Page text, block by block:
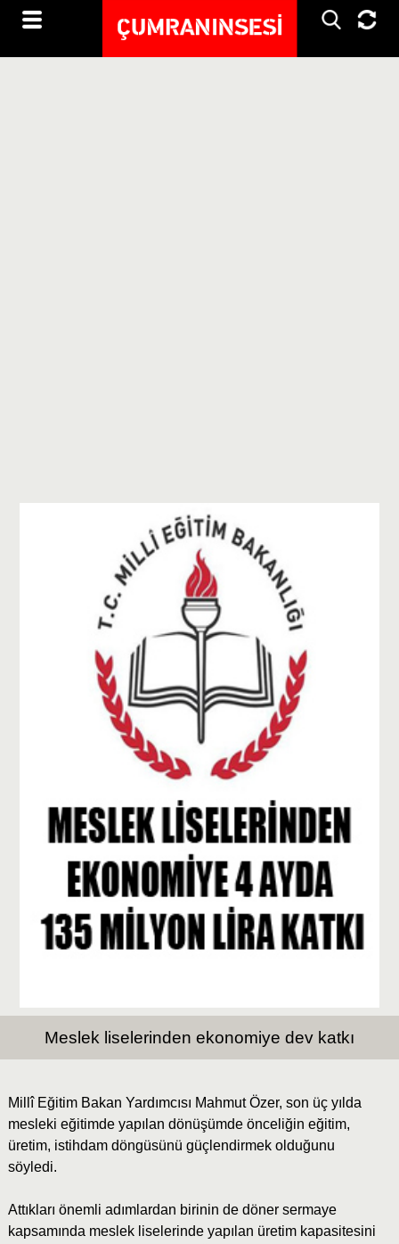
Meslek liselerinden ekonomiye dev katkı
Millî Eğitim Bakan Yardımcısı Mahmut Özer, son üç yılda
mesleki eğitimde yapılan dönüşümde önceliğin eğitim,
üretim, istihdam döngüsünü güçlendirmek olduğunu
söyledi.
Attıkları önemli adımlardan birinin de döner sermaye
kapsamında meslek liselerinde yapılan üretim kapasitesini